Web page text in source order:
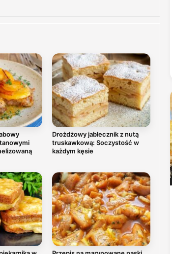
Drożdżowy jabłecznik z nutą
truskawkową: Soczystość w
każdym kęsie